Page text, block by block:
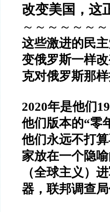
改变美国，这
～～～～～～
这些激进的民
变俄罗斯一样
克对俄罗斯那
2020年是他们
他们版本的“零
他们永远不打
家放在一个隐
（全球主义）
器，联邦调查局